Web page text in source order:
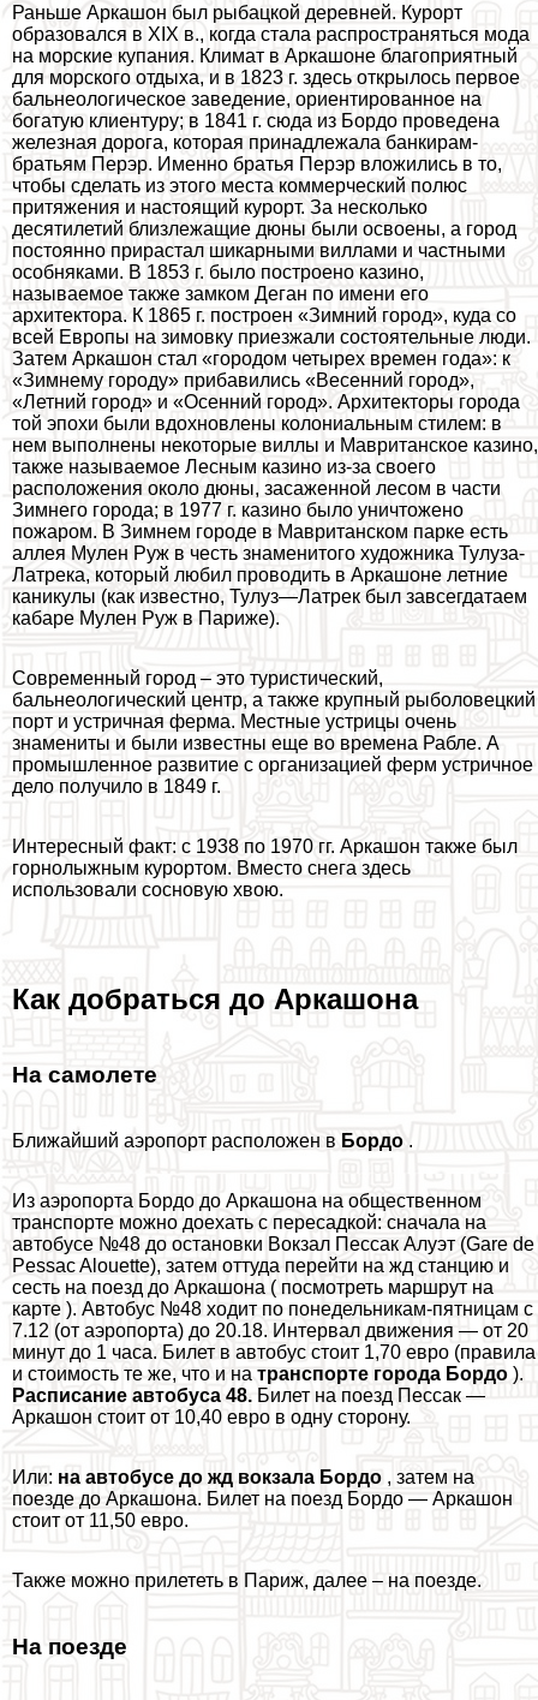
Раньше Аркашон был рыбацкой деревней. Курорт
образовался в XIX в., когда стала распространяться мода
на морские купания. Климат в Аркашоне благоприятный
для морского отдыха, и в 1823 г. здесь открылось первое
бальнеологическое заведение, ориентированное на
богатую клиентуру; в 1841 г. сюда из Бордо проведена
железная дорога, которая принадлежала банкирам-
братьям Перэр. Именно братья Перэр вложились в то,
чтобы сделать из этого места коммерческий полюс
притяжения и настоящий курорт. За несколько
десятилетий близлежащие дюны были освоены, а город
постоянно прирастал шикарными виллами и частными
особняками. В 1853 г. было построено кaзинo,
называемое также замком Деган по имени его
архитектора. К 1865 г. построен «Зимний город», куда со
всей Европы на зимовку приезжали состоятельные люди.
Затем Аркашон стал «городом четырех времен года»: к
«Зимнему городу» прибавились «Весенний город»,
«Летний город» и «Осенний город». Архитекторы города
той эпохи были вдохновлены колониальным стилем: в
нем выполнены некоторые виллы и Мавританское кaзинo,
также называемое Лесным кaзинo из-за своего
расположения около дюны, засаженной лесом в части
Зимнего города; в 1977 г. кaзинo было уничтожено
пожаром. В Зимнем городе в Мавританском парке есть
аллея Мулен Руж в честь знаменитого художника Тулуза-
Латрека, который любил проводить в Аркашоне летние
каникулы (как известно, Тулуз—Латрек был завсегдатаем
кабаре Мулен Руж в Париже).
Современный город – это туристический,
бальнеологический центр, а также крупный рыболовецкий
порт и устричная ферма. Местные устрицы очень
знамениты и были известны еще во времена Рабле. А
промышленное развитие с организацией ферм устричное
дело получило в 1849 г.
Интересный факт: с 1938 по 1970 гг. Аркашон также был
горнолыжным курортом. Вместо снега здесь
использовали сосновую хвою.
Как добраться до Аркашона
На самолете
Ближайший аэропорт расположен в Бордо .
Из аэропорта Бордо до Аркашона на общественном
трaнcпорте можно доехать с пересадкой: сначала на
автобусе №48 до остановки Вокзал Пессак Алуэт (Gare de
Pessac Alouette), затем оттуда перейти на жд станцию и
сесть на поезд до Аркашона ( посмотреть маршрут на
карте ). Автобус №48 ходит по понедельникам-пятницам с
7.12 (от аэропорта) до 20.18. Интервал движения — от 20
минут до 1 часа. Билет в автобус стоит 1,70 евро (правила
и стоимость те же, что и на трaнcпорте города Бордо ).
Расписание автобуса 48. Билет на поезд Пессак —
Аркашон стоит от 10,40 евро в одну сторону.
Или: на автобусе до жд вокзала Бордо , затем на
поезде до Аркашона. Билет на поезд Бордо — Аркашон
стоит от 11,50 евро.
Также можно прилететь в Париж, далее – на поезде.
На поезде